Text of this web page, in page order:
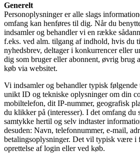
Generelt
Personoplysninger er alle slags
omfang kan henføres til dig. Når du
indsamler og behandler vi en række
f.eks. ved alm. tilgang af indhold, hvis du
nyhedsbrev, deltager i konkurrencer eller
dig som bruger eller abonnent, øvrig brug
køb via websitet.
Vi indsamler og behandler typisk
unikt ID og tekniske oplysninger om din
mobiltelefon, dit IP-nummer, geografisk
du klikker på (interesser). I det omfang du
samtykke hertil og selv indtaster
desuden: Navn, telefonnummer, e-mail,
betalingsoplysninger. Det vil typisk være i
oprettelse af login eller ved køb.